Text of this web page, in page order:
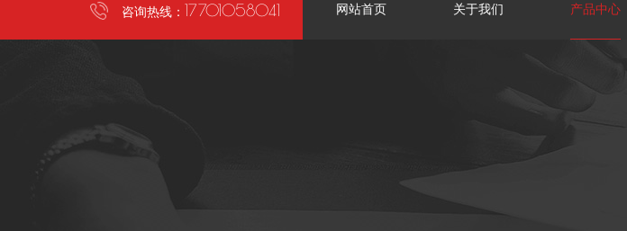
咨询热线： 17701058041 网站首页 关于我们 产品中心